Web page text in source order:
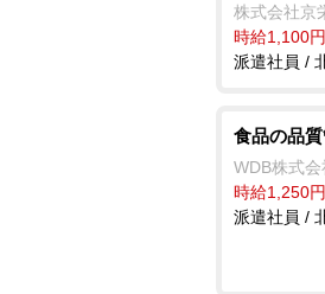
株式会社京
時給1,100
派遣社員 /
食品の品
WDB株式会
時給1,250
派遣社員 /